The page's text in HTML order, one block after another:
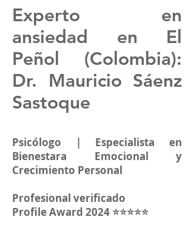
Experto en
ansiedad en El
Peñol (Colombia):
Dr. Mauricio Sáenz
Sastoque
Psicólogo | Especialista en
Bienestara Emocional y
Crecimiento Personal
Profesional verificado
Profile Award 2024 ⭐⭐⭐⭐⭐